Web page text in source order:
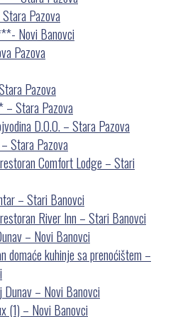
Pazova
Novi Banovci
Pazova
Pazova
– Stara Pazova
D.O.O. – Stara Pazova
Stara Pazova
Comfort Lodge – Stari
– Stari Banovci
River Inn – Stari Banovci
– Novi Banovci
domaće kuhinje sa prenoćištem –
Dunav – Novi Banovci
(1) – Novi Banovci